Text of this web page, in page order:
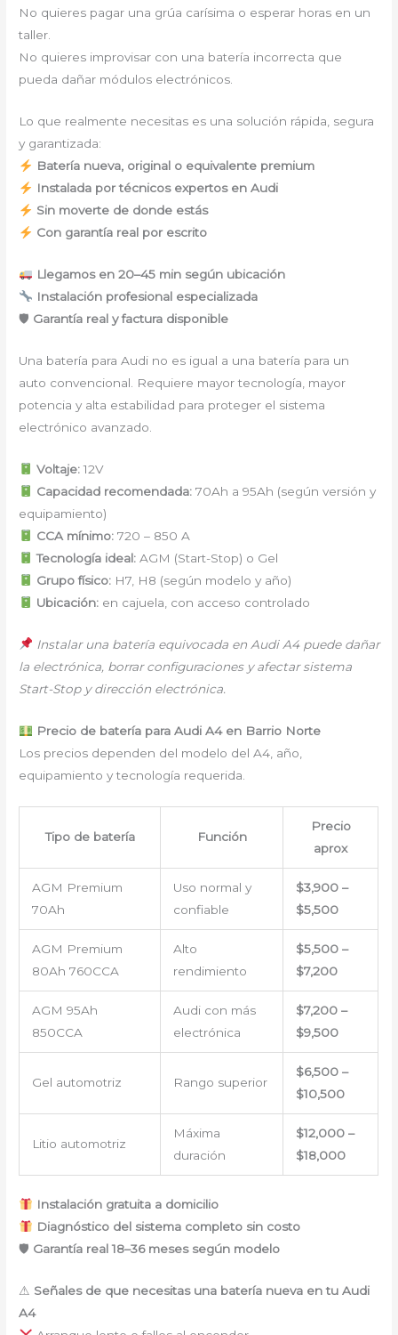
No quieres pagar una grúa carísima o esperar horas en un
taller.
No quieres improvisar con una batería incorrecta que
pueda dañar módulos electrónicos.
Lo que realmente necesitas es una solución rápida, segura
y garantizada:
Batería nueva, original o equivalente premium
Instalada por técnicos expertos en Audi
Sin moverte de donde estás
Con garantía real por escrito
Llegamos en 20–45 min según ubicación
Instalación profesional especializada
🛡 Garantía real y factura disponible
Una batería para Audi no es igual a una batería para un
auto convencional. Requiere mayor tecnología, mayor
potencia y alta estabilidad para proteger el sistema
electrónico avanzado.
Voltaje:12V
Capacidad recomendada:70Ah a 95Ah (según versión y
equipamiento)
CCA mínimo:720 – 850 A
Tecnología ideal:AGM (Start-Stop) o Gel
Grupo físico:H7, H8 (según modelo y año)
Ubicación:en cajuela, con acceso controlado
Instalar una batería equivocada en Audi A4 puede dañar
la electrónica, borrar configuraciones y afectar sistema
Start-Stop y dirección electrónica.
Precio de batería para Audi A4 en Barrio Norte
Los precios dependen del modelo del A4, año,
equipamiento y tecnología requerida.
Tipo de batería Función
Precio
aprox
AGM Premium
70Ah
Uso normal y
confiable
$3,900 –
$5,500
AGM Premium
80Ah 760CCA
Alto
rendimiento
$5,500 –
$7,200
AGM 95Ah
850CCA
Audi con más
electrónica
$7,200 –
$9,500
Gel automotriz Rango superior
$6,500 –
$10,500
Litio automotriz
Máxima
duración
$12,000 –
$18,000
Instalación gratuita a domicilio
Diagnóstico del sistema completo sin costo
🛡 Garantía real 18–36 meses según modelo
⚠ Señales de que necesitas una batería nueva en tu Audi
A4